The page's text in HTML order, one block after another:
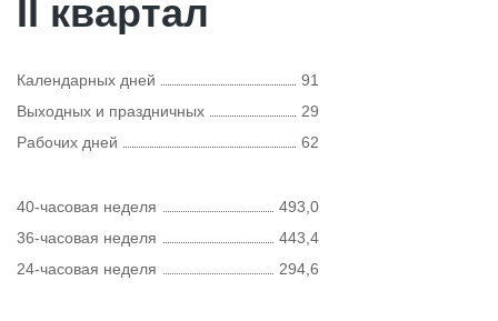
II квартал
Календарных дней
91
Выходных и праздничных
29
Рабочих дней
62
40-часовая неделя
493,0
36-часовая неделя
443,4
24-часовая неделя
294,6